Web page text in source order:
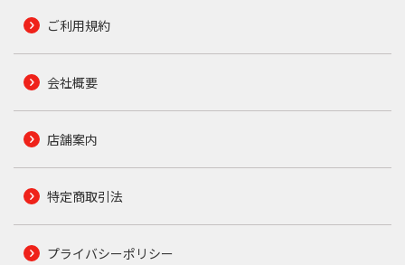
ご利用規約
会社概要
店舗案内
特定商取引法
プライバシーポリシー